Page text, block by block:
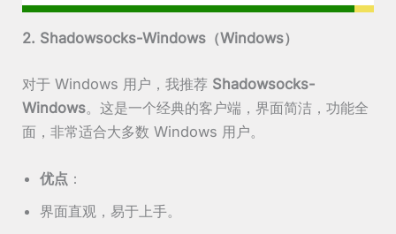
2. Shadowsocks-Windows（Windows）
对于 Windows 用户，我推荐 Shadowsocks-
Windows。这是一个经典的客户端，界面简洁，功能全
面，非常适合大多数 Windows 用户。
优点 ：
界面直观，易于上手。